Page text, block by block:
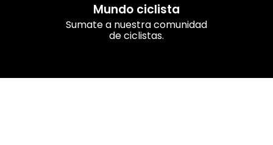
Mundo ciclista
Sumate a nuestra comunidad
de ciclistas.